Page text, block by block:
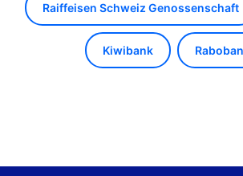
Raiffeisen Schweiz Genossenschaft
Kiwibank